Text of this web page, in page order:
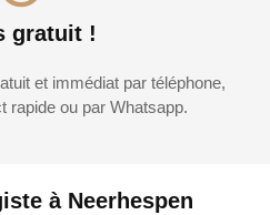
à Neerhespen
gratuit !
et immédiat par téléphone,
rapide ou par Whatsapp.